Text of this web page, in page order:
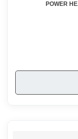
POWER